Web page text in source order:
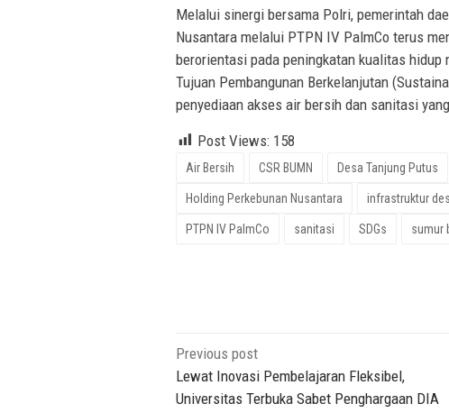
Melalui sinergi bersama Polri, pemerintah
Nusantara melalui PTPN IV PalmCo terus
berorientasi pada peningkatan kualitas hidup
Tujuan Pembangunan Berkelanjutan
penyediaan akses air bersih dan sanitasi
Post Views: 158
Air Bersih CSR BUMN Desa Tanjung Putus
Holding Perkebunan Nusantara infrastruktur
PTPN IV PalmCo sanitasi SDGs sumur
Post
navigation
Previous post
Lewat Inovasi Pembelajaran Fleksibel,
Universitas Terbuka Sabet Penghargaan DIA